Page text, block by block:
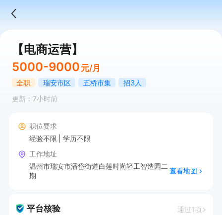
【电商运营】
5000-9000 元/月
全职 瑞安市区 五桥市集
招3人
更新：7小时前
职位要求
经验不限
学历不限
工作地址
温州市瑞安市潘岱街道白莲时尚轻工智造园二
期
查看地图
平台核验 通过1项